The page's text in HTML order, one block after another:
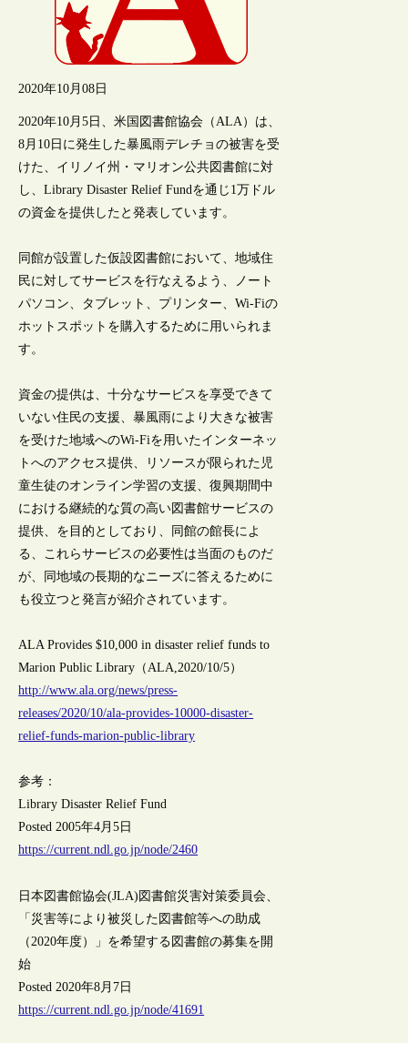
2020年10月08日
2020年10月5日、米国図書館協会（ALA）は、
8月10日に発生した暴風雨デレチョの被害を受
けた、イリノイ州・マリオン公共図書館に対
し、Library Disaster Relief Fundを通じ1万ドル
の資金を提供したと発表しています。
同館が設置した仮設図書館において、地域住
民に対してサービスを行なえるよう、ノート
パソコン、タブレット、プリンター、Wi-Fiの
ホットスポットを購入するために用いられま
す。
資金の提供は、十分なサービスを享受できて
いない住民の支援、暴風雨により大きな被害
を受けた地域へのWi-Fiを用いたインターネッ
トへのアクセス提供、リソースが限られた児
童生徒のオンライン学習の支援、復興期間中
における継続的な質の高い図書館サービスの
提供、を目的としており、同館の館長によ
る、これらサービスの必要性は当面のものだ
が、同地域の長期的なニーズに答えるために
も役立つと発言が紹介されています。
ALA Provides $10,000 in disaster relief funds to
Marion Public Library（ALA,2020/10/5）
http://www.ala.org/news/press-
releases/2020/10/ala-provides-10000-disaster-
relief-funds-marion-public-library
参考：
Library Disaster Relief Fund
Posted 2005年4月5日
https://current.ndl.go.jp/node/2460
日本図書館協会(JLA)図書館災害対策委員会、
「災害等により被災した図書館等への助成
（2020年度）」を希望する図書館の募集を開
始
Posted 2020年8月7日
https://current.ndl.go.jp/node/41691